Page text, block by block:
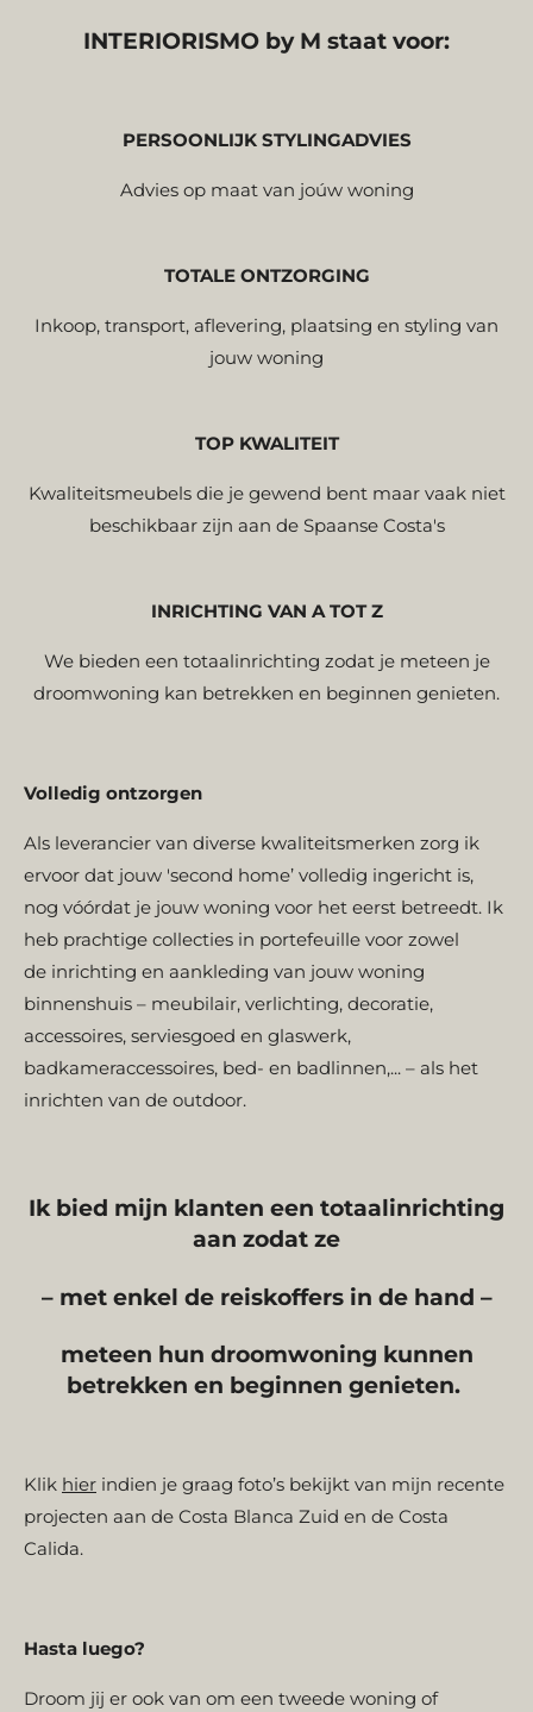
INTERIORISMO by M staat voor:
PERSOONLIJK STYLINGADVIES
Advies op maat van joúw woning
TOTALE ONTZORGING
Inkoop, transport, aflevering, plaatsing en styling van
jouw woning
TOP KWALITEIT
Kwaliteitsmeubels die je gewend bent maar vaak niet
beschikbaar zijn aan de Spaanse Costa's
INRICHTING VAN A TOT Z
We bieden een totaalinrichting zodat je meteen je
droomwoning kan betrekken en beginnen genieten.
Volledig ontzorgen
Als leverancier van diverse kwaliteitsmerken zorg ik
ervoor dat jouw 'second home’ volledig ingericht is,
nog vóórdat je jouw woning voor het eerst betreedt. Ik
heb prachtige collecties in portefeuille voor zowel
de inrichting en aankleding van jouw woning
binnenshuis – meubilair, verlichting, decoratie,
accessoires, serviesgoed en glaswerk,
badkameraccessoires, bed- en badlinnen,... – als het
inrichten van de outdoor.
Ik bied mijn klanten een totaalinrichting
aan zodat ze
– met enkel de reiskoffers in de hand –
meteen hun droomwoning kunnen
betrekken en beginnen genieten.
Klik hier indien je graag foto’s bekijkt van mijn recente
projecten aan de Costa Blanca Zuid en de Costa
Calida.
Hasta luego?
Droom jij er ook van om een tweede woning of